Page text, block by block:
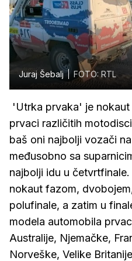
Juraj Šebalj FOTO: RTL
'Utrka prvaka' je nokaut
prvaci različitih
baš oni najbolji vozači
međusobno sa
najbolji idu u
nokaut fazom,
polufinale, a zatim u
modela automobila
Australije, Njemačke,
Norveške, Velike